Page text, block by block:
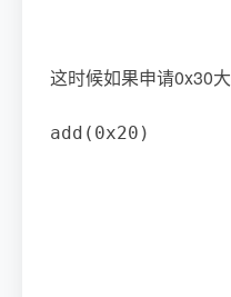
这时候如果申请0x30
add ( 0x20 )